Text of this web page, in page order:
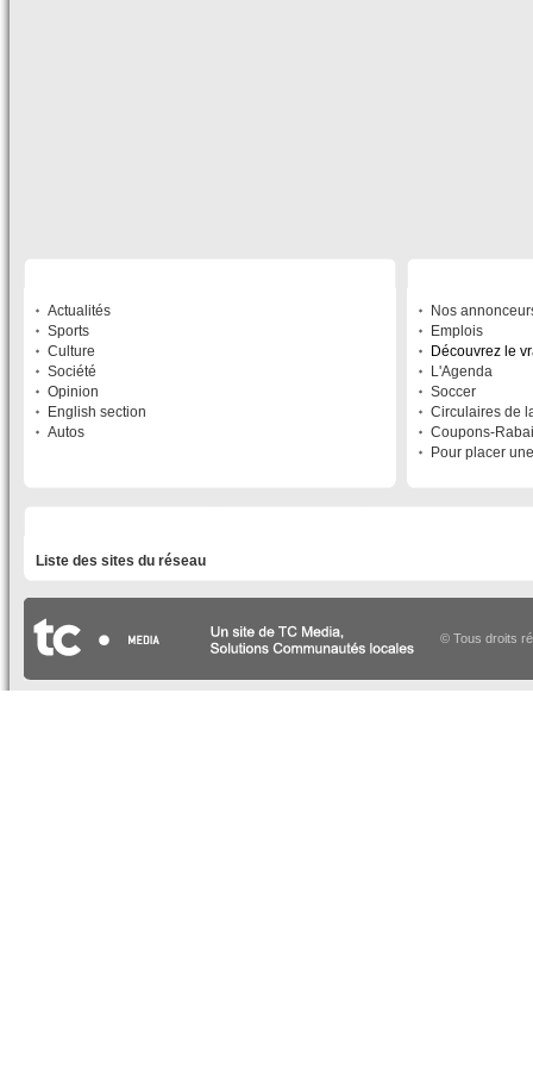
Actualités
Sports
Culture
Société
Opinion
English section
Autos
Nos
Emplois
Découvrez le
L'Agenda
Soccer
Circulaires de
Coupons-
Pour placer
Liste des sites du réseau
© Tous droits